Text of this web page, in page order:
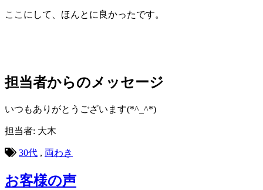
ここにして、ほんとに良かったです。
担当者からのメッセージ
いつもありがとうございます(*^_^*)
担当者: 大木
30代 , 両わき
お客様の声